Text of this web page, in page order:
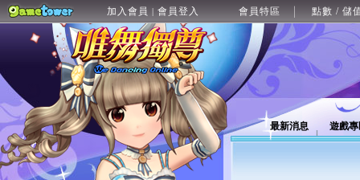
加入會員 | 會員登入 會員特區 點數 / 儲
最新消息 遊戲